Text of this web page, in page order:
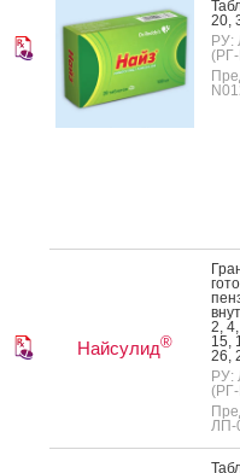
20,
РУ:
Найсулид®
2,
15,
26,
РУ:
(РГ-
ЛП-